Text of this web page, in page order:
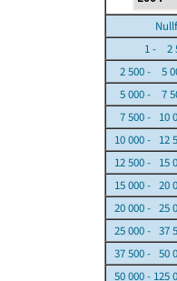
1 - 2
2 500 - 5
5 000 - 7
7 500 - 10
10 000 - 12
12 500 - 15
15 000 - 20
20 000 - 25
25 000 - 37
37 500 - 50
50 000 - 125